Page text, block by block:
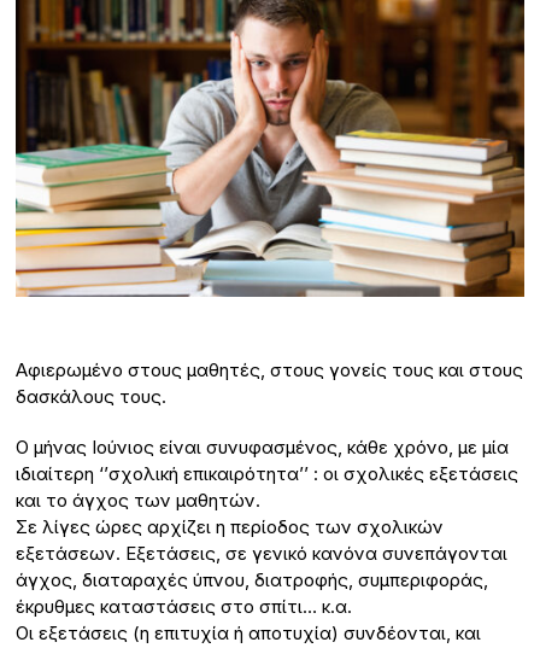
Αφιερωμένο στους μαθητές, στους γονείς τους και στους
δασκάλους τους.
Ο μήνας Ιούνιος είναι συνυφασμένος, κάθε χρόνο, με μία
ιδιαίτερη ‘’σχολική επικαιρότητα’’ : οι σχολικές εξετάσεις
και το άγχος των μαθητών.
Σε λίγες ώρες αρχίζει η περίοδος των σχολικών
εξετάσεων. Εξετάσεις, σε γενικό κανόνα συνεπάγονται
άγχος, διαταραχές ύπνου, διατροφής, συμπεριφοράς,
έκρυθμες καταστάσεις στο σπίτι… κ.α.
Οι εξετάσεις (η επιτυχία ή αποτυχία) συνδέονται, και